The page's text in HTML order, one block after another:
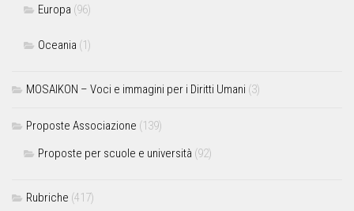
Europa (96)
Oceania (1)
MOSAIKON – Voci e immagini per i Diritti Umani (3)
Proposte Associazione (139)
Proposte per scuole e università (92)
Rubriche (417)